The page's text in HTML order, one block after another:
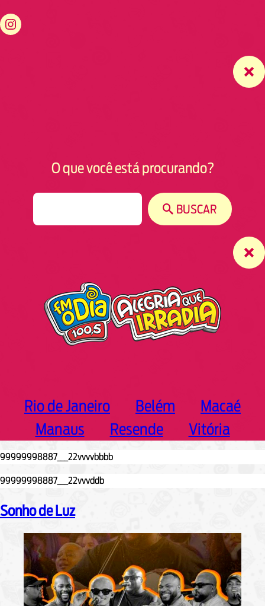
https://www.instagram.com/fmodiaresende
O que você está procurando?
BUSCAR
Rio de Janeiro Belém
Macaé
Manaus
Resende Vitória
Sonho de Luz